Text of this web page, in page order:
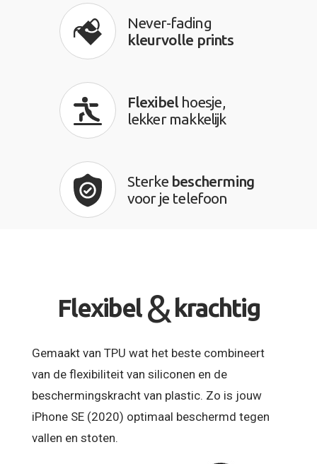
Never-fading
kleurvolle prints
Flexibelhoesje,
lekker makkelijk
Sterke bescherming
voor je telefoon
Flexibel & krachtig
Gemaakt van TPU wat het beste combineert
van de flexibiliteit van siliconen en de
beschermingskracht van plastic. Zo is jouw
iPhone SE (2020) optimaal beschermd tegen
vallen en stoten.